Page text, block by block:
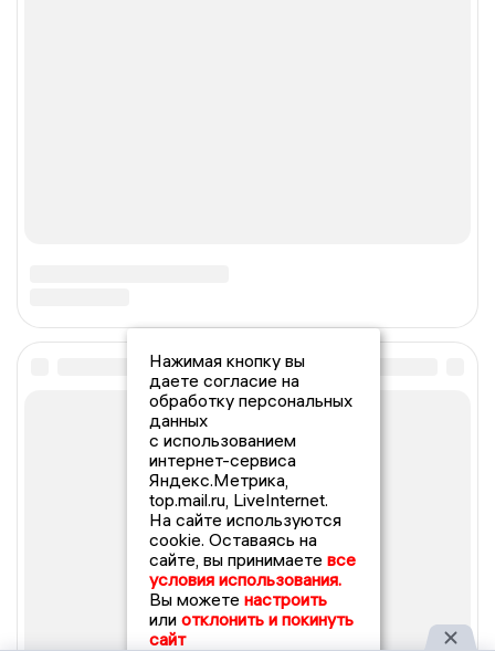
Нажимая кнопку вы
даете согласие на
обработку персональных
данных
с использованием
интернет-сервиса
Яндекс.Метрика,
top.mail.ru, LiveInternet.
На сайте используются
cookie. Оставаясь на
сайте, вы принимаете все
условия использования.
Вы можете настроить
или отклонить и покинуть
сайт